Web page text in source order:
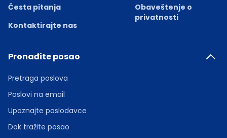
Česta pitanja
Kontaktirajte nas
Obaveštenje o
privatnosti
Pronađite posao
Pretraga poslova
Poslovi na email
Upoznajte poslodavce
Dok tražite posao